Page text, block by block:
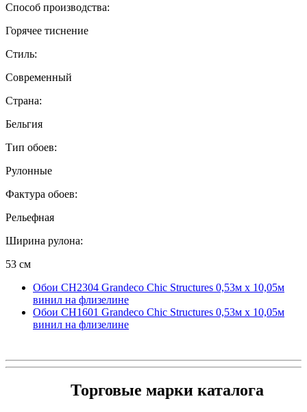
Способ производства:
Горячее тиснение
Стиль:
Современный
Страна:
Бельгия
Тип обоев:
Рулонные
Фактура обоев:
Рельефная
Ширина рулона:
53 см
Обои CH2304 Grandeco Chic Structures 0,53м x 10,05м
винил на флизелине
Обои CH1601 Grandeco Chic Structures 0,53м x 10,05м
винил на флизелине
Торговые марки каталога